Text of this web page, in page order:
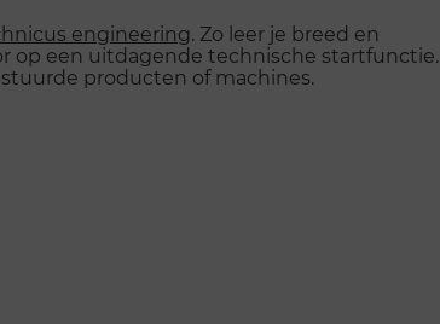
engineering. Zo leer je breed en
op een uitdagende technische startfunctie.
producten of machines.